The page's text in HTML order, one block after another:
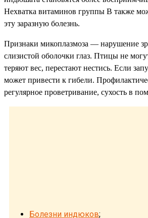
Нехватка витаминов группы В также
эту заразную болезнь.
Признаки микоплазмоза — нарушение
слизистой оболочки глаз. Птицы не
теряют вес, перестают нестись. Если
может привести к гибели.
регулярное проветривание, сухость в
Болезни индюков;